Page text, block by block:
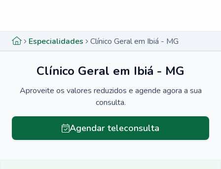
Especialidades Clínico Geral em Ibiá - MG
Clínico Geral em Ibiá - MG
Aproveite os valores reduzidos e agende agora a sua
consulta.
Agendar teleconsulta